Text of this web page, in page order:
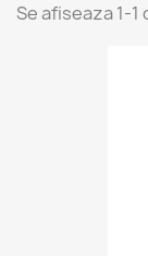
Se afiseaza 1-1